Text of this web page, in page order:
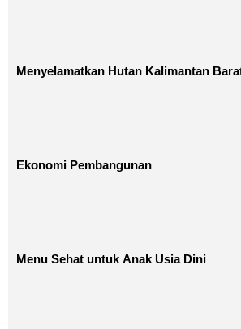
Menyelamatkan Hutan Kalimantan
Ekonomi Pembangunan
Menu Sehat untuk Anak Usia Dini